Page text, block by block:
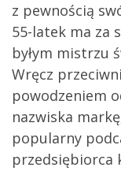
z pewnością
55-latek ma za
byłym mistrzu
Wręcz
powodzeniem
nazwiska
popularny
przedsiębiorca